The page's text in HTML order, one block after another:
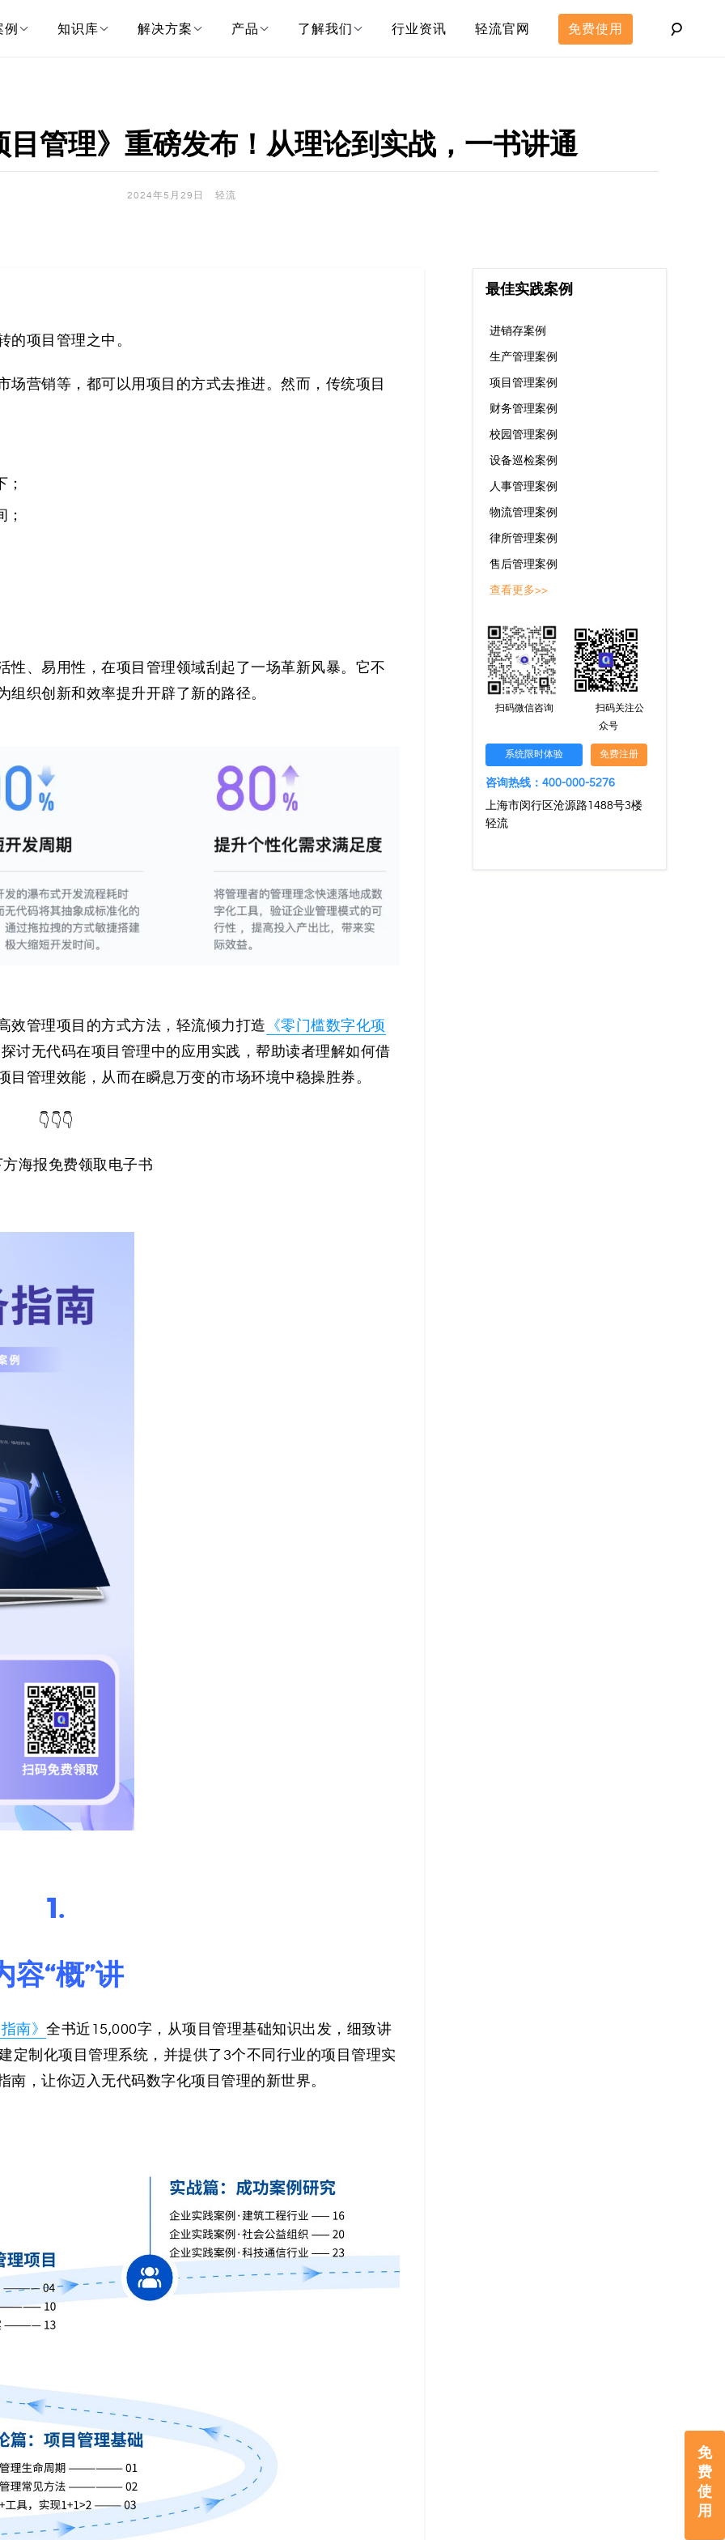
例 知识库 解决方案 产品 了解我们 行业资讯 轻流官网 免费使用
免
费
使
用
管理》重磅发布！从理论到实战，一书讲通
2024年5月29日 轻流
的项目管理之中。
营销等，都可以用项目的方式去推进。然而，传统项目
性、易用性，在项目管理领域刮起了一场革新风暴。它不
织创新和效率提升开辟了新的路径。
效管理项目的方式方法，轻流倾力打造 《零门槛数字化项
讨无代码在项目管理中的应用实践，帮助读者理解如何借
管理效能，从而在瞬息万变的市场环境中稳操胜券。
👇👇👇
海报免费领取电子书
1.
容“概”讲
南》 全书近15,000字，从项目管理基础知识出发，细致讲
定制化项目管理系统，并提供了3个不同行业的项目管理实
，让你迈入无代码数字化项目管理的新世界。
最佳实践案例
进销存案例
生产管理案例
项目管理案例
财务管理案例
校园管理案例
设备巡检案例
人事管理案例
物流管理案例
律所管理案例
售后管理案例
查看更多>>
扫码微信咨询
扫码关注公
众号
系统限时体验 免费注册
咨询热线：400-000-5276
上海市闵行区沧源路1488号3楼
轻流